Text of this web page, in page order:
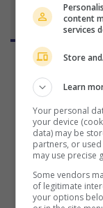
au
L'Opéra
N.-Z. 2026.
Souheila Yacoub
veuve est
content
services
Store
Learn
Your personal
your device
data) may be
partners, or
may use precise
Some vendors
of legitimate
your options